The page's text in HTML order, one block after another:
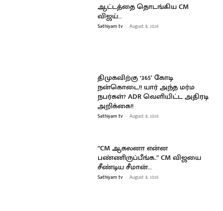
ஆட்டத்தை தொடங்கிய CM
விஜய்…
Sathiyam tv - August 8, 2026
திமுகவிற்கு ‘365’ கோடி
நன்கொடை!! யார் அந்த மர்ம
நபர்கள்? ADR வெளியிட்ட அதிரடி
அறிக்கை!!
Sathiyam tv - August 8, 2026
”CM ஆகலனா என்ன
பண்ணிருப்பீங்க..” CM விஜயை
சீண்டிய சீமான்…
Sathiyam tv - August 8, 2026